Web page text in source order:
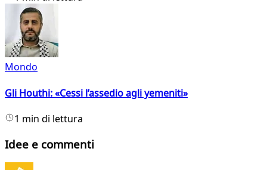
Mondo
Gli Houthi: «Cessi l’assedio agli yemeniti»
1 min di lettura
Idee e commenti